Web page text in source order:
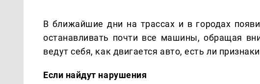
В ближайшие дни на трассах и в городах
останавливать почти все машины, обращая
ведут себя, как двигается авто, есть ли
Если найдут нарушения